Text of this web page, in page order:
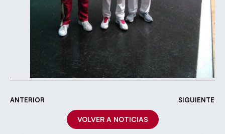
ANTERIOR SIGUIENTE
VOLVER A NOTICIAS